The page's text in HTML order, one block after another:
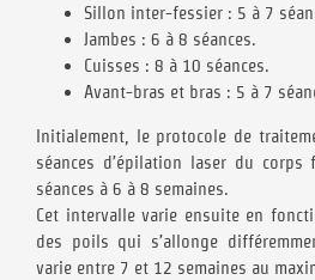
Sillon inter-fessier : 5 à 7
Jambes : 6 à 8 séances.
Cuisses : 8 à 10 séances.
Avant-bras et bras : 5 à 7
Initialement, le protocole de
séances d’épilation laser du corps
séances à 6 à 8 semaines.
Cet intervalle varie ensuite en
des poils qui s’allonge
varie entre 7 et 12 semaines au